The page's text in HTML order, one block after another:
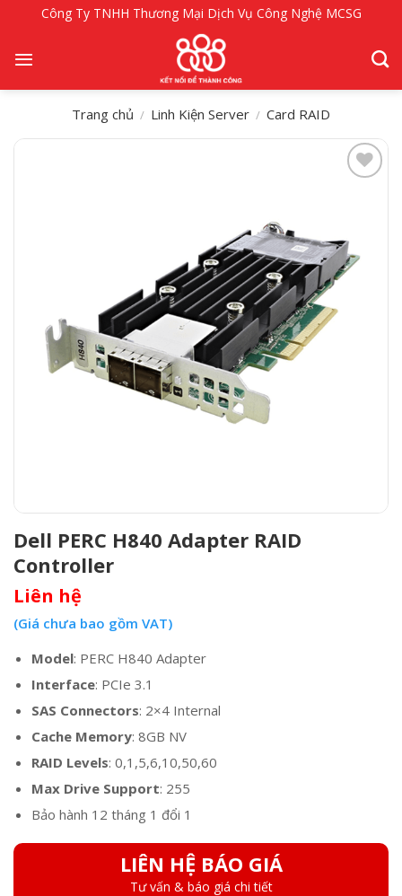
nội
Công Ty TNHH Thương Mại Dịch Vụ Công Nghệ MCSG
Trang chủ / Linh Kiện Server / Card RAID
Dell PERC H840 Adapter RAID
Controller
Liên hệ
(Giá chưa bao gồm VAT)
Model: PERC H840 Adapter
Interface: PCIe 3.1
SAS Connectors: 2×4 Internal
Cache Memory: 8GB NV
RAID Levels: 0,1,5,6,10,50,60
Max Drive Support: 255
Bảo hành 12 tháng 1 đổi 1
LIÊN HỆ BÁO GIÁ
Tư vấn & báo giá chi tiết